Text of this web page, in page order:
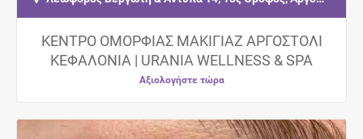
ΚΕΝΤΡΟ ΟΜΟΡΦΙΑΣ ΜΑΚΙΓΙΑΖ ΑΡΓΟΣΤΟΛΙ
ΚΕΦΑΛΟΝΙΑ | URANIA WELLNESS & SPA
Αξιολογήστε τώρα